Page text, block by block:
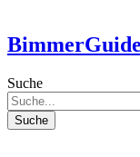
BimmerGuide
Suche
Suche